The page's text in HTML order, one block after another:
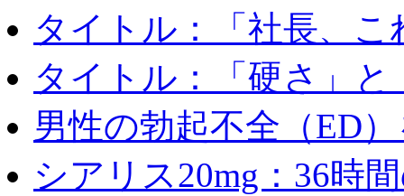
タイトル：「社長、こ
タイトル：「硬さ」と
男性の勃起不全（ED
シアリス20mg：36時